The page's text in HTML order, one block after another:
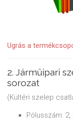
Ugrás a
2. Járműipari
sorozat
(Kültéri szelep
Pólusszám: 2,